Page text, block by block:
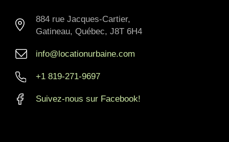
884 rue Jacques-Cartier,
Gatineau, Québec, J8T 6H4
info@locationurbaine.com
+1 819-271-9697
Suivez-nous sur Facebook!